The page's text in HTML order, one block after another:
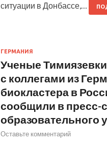
ситуации в Донбассе,…
ГЕРМАНИЯ
Ученые
с коллегами из
биокластера в
сообщили в пресс-
образовательного
Оставьте комментарий